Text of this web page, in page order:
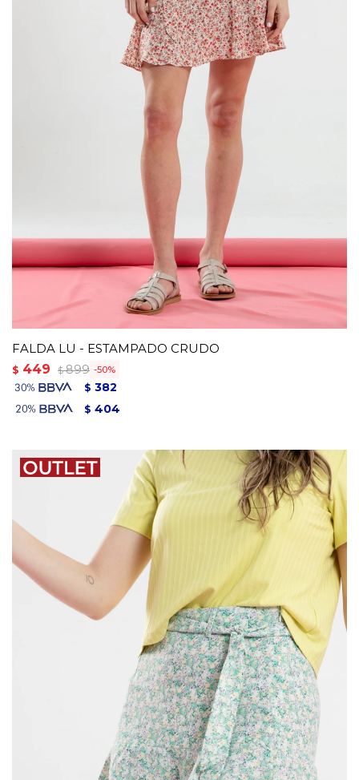
FALDA LU - ESTAMPADO CRUDO
$ 449 $ 899 50
$ 382
$ 404